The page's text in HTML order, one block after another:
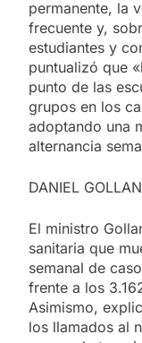
permanente, la
frecuente y,
estudiantes y
puntualizó que
punto de las
grupos en los
adoptando una
alternancia
DANIEL GOLLAN
El ministro
sanitaria que
semanal de
frente a los
Asimismo,
los llamados al